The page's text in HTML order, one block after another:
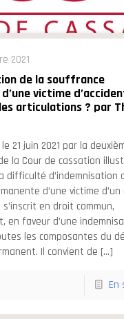
2021
de la souffrance
victime
articulations ? par
21 juin 2021 par la
la Cour de cassation
difficulté d’indemnisation
d’une victime d’un
en droit commun,
en faveur d’une
les composantes du
Il convient de […]
En